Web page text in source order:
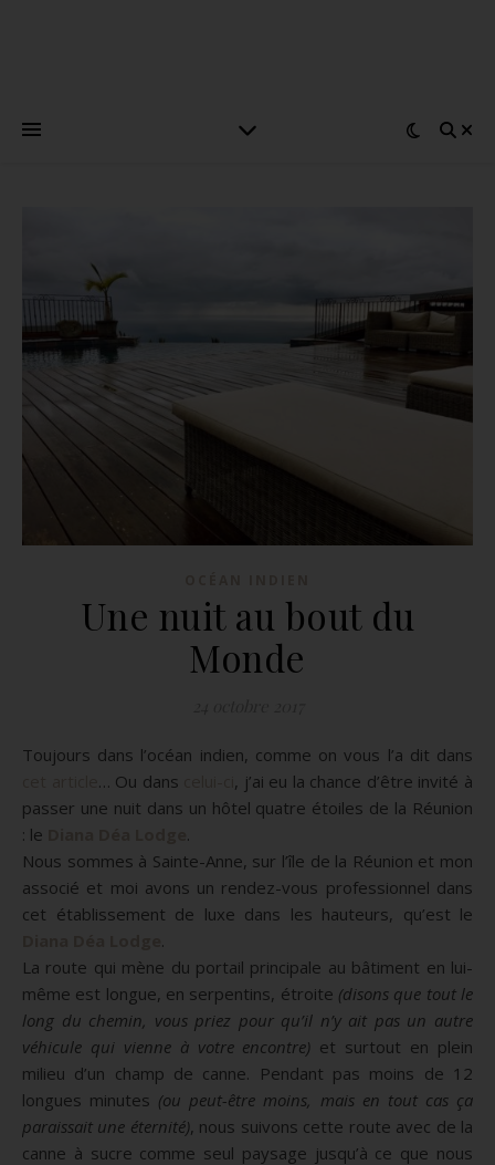
Une nuit au bout du
Monde
Toujours dans l’océan indien, comme on vous l’a dit dans
… Ou dans
, j’ai eu la chance d’être invité à
passer une nuit dans un hôtel quatre étoiles de la Réunion
: le
.
Nous sommes à Sainte-Anne, sur l’île de la Réunion et mon
associé et moi avons un rendez-vous professionnel dans
cet établissement de luxe dans les hauteurs, qu’est le
.
La route qui mène du portail principale au bâtiment en lui-
même est longue, en serpentins, étroite (disons que tout le
long du chemin, vous priez pour qu’il n’y ait pas un autre
véhicule qui vienne à votre encontre) et surtout en plein
milieu d’un champ de canne. Pendant pas moins de 12
longues minutes (ou peut-être moins, mais en tout cas ça
paraissait une éternité), nous suivons cette route avec de la
canne à sucre comme seul paysage jusqu’à ce que nous